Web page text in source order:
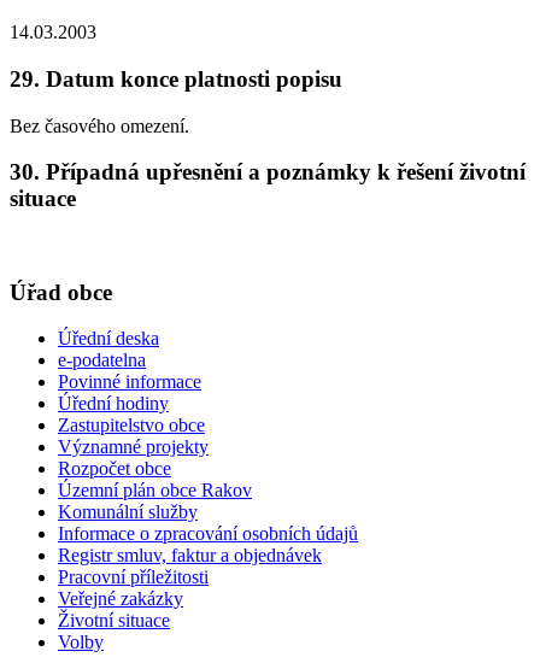
14.03.2003
29. Datum konce platnosti popisu
Bez časového omezení.
30. Případná upřesnění a poznámky k řešení životní
situace
Úřad obce
Úřední deska
e-podatelna
Povinné informace
Úřední hodiny
Zastupitelstvo obce
Významné projekty
Rozpočet obce
Územní plán obce Rakov
Komunální služby
Informace o zpracování osobních údajů
Registr smluv, faktur a objednávek
Pracovní příležitosti
Veřejné zakázky
Životní situace
Volby